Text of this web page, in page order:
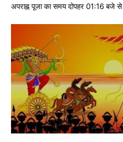
अपराह्न पूजा का समय दोपहर 01:16